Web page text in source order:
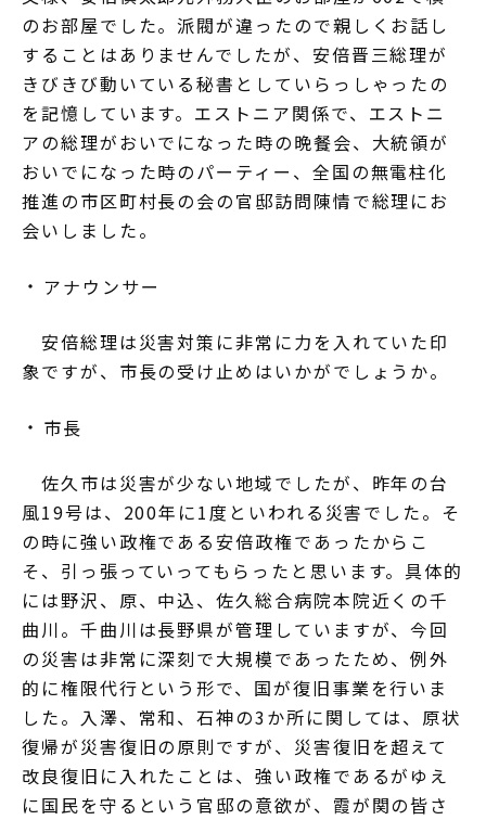
のお部屋でした。派閥が違ったので親しくお話し
することはありませんでしたが、安倍晋三総理が
きびきび動いている秘書としていらっしゃったの
を記憶しています。エストニア関係で、エストニ
アの総理がおいでになった時の晩餐会、大統領が
おいでになった時のパーティー、全国の無電柱化
推進の市区町村長の会の官邸訪問陳情で総理にお
会いしました。
アナウンサー
安倍総理は災害対策に非常に力を入れていた印
象ですが、市長の受け止めはいかがでしょうか。
市長
佐久市は災害が少ない地域でしたが、昨年の台
風19号は、200年に1度といわれる災害でした。そ
の時に強い政権である安倍政権であったからこ
そ、引っ張っていってもらったと思います。具体的
には野沢、原、中込、佐久総合病院本院近くの千
曲川。千曲川は長野県が管理していますが、今回
の災害は非常に深刻で大規模であったため、例外
的に権限代行という形で、国が復旧事業を行いま
した。入澤、常和、石神の3か所に関しては、原状
復帰が災害復旧の原則ですが、災害復旧を超えて
改良復旧に入れたことは、強い政権であるがゆえ
に国民を守るという官邸の意欲が、霞が関の皆さ